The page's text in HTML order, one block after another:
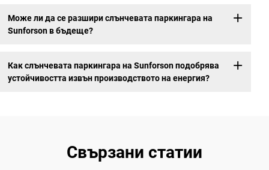
Може ли да се разшири слънчевата паркингара на
Sunforson в бъдеще?
Как слънчевата паркингара на Sunforson подобрява
устойчивостта извън производството на енергия?
Свързани статии